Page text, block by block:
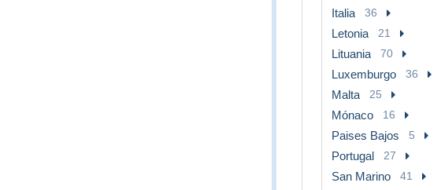
Italia 36
Letonia 21
Lituania 70
Luxemburgo 36
Malta 25
Mónaco 16
Paises Bajos 5
Portugal 27
San Marino 41